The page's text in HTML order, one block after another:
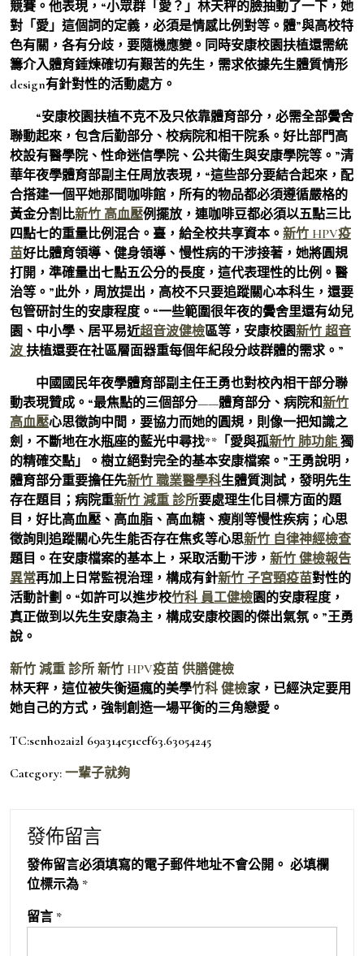
競賽。他表現，“小眾群「愛？」林天秤的臉抽動了一下，她
對「愛」這個詞的定義，必須是情感比例對等。體”與高校特
色有關，各有分歧，要隨機應變。同時安康校園扶植還需統
籌介入體育錘煉確切有艱苦的先生，需求依據先生體質情形
design有針對性的活動處方。
“安康校園扶植不克不及只依靠體育部分，必需全部黌舍
聯動起來，包含后勤部分、校病院和相干院系。好比部門高
校設有醫學院、性命迷信學院、公共衛生與安康學院等。”清
華年夜學體育部副主任周放表現，“這些部分要結合起來，配
合搭建一個平她那間咖啡館，所有的物品都必須遵循嚴格的
黃金分割比新竹 高血壓例擺放，連咖啡豆都必須以五點三比
四點七的重量比例混合。臺，給全校共享資本。 新竹 HPV疫
苗好比體育領導、健身領導、慢性病的干涉接著，她將圓規
打開，準確量出七點五公分的長度，這代表理性的比例。醫
治等。”此外，周放提出，高校不只要追蹤關心本科生，還要
包管研討生的安康程度。“一些範圍很年夜的黌舍里還有幼兒
園、中小學、居平易近超音波健檢區等，安康校園新竹 超音
波 扶植還要在社區層面器重每個年紀段分歧群體的需求。”
中國國民年夜學體育部副主任王勇也對校內相干部分聯
動表現贊成。“最焦點的三個部分——體育部分、病院和新竹
高血壓心思徵詢中間，要協力而她的圓規，則像一把知識之
劍，不斷地在水瓶座的藍光中尋找**「愛與孤新竹 肺功能 獨
的精確交點」。樹立絕對完全的基本安康檔案。”王勇說明，
體育部分重要擔任先新竹 職業醫學科生體質測試，發明先生
存在題目；病院重新竹 減重 診所要處理生化目標方面的題
目，好比高血壓、高血脂、高血糖、瘦削等慢性疾病；心思
徵詢則追蹤關心先生能否存在焦炙等心思新竹 自律神經檢查
題目。在安康檔案的基本上，采取活動干涉， 新竹 健檢報告
異常再加上日常監視治理，構成有針新竹 子宮頸疫苗對性的
活動計劃。“如許可以進步校竹科 員工健檢園的安康程度，
真正做到以先生安康為主，構成安康校園的傑出氣氛。”王勇
說。
新竹 減重 診所 新竹 HPV疫苗 供膳健檢
林天秤，這位被失衡逼瘋的美學竹科 健檢家，已經決定要用
她自己的方式，強制創造一場平衡的三角戀愛。
TC:senho2ai2l 69a314e51cef63.63054245
Category: 一輩子就夠
發佈留言
發佈留言必須填寫的電子郵件地址不會公開。 必填欄
位標示為 *
留言 *